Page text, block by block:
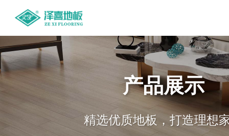
产品展示
精选优质地板，打造理想